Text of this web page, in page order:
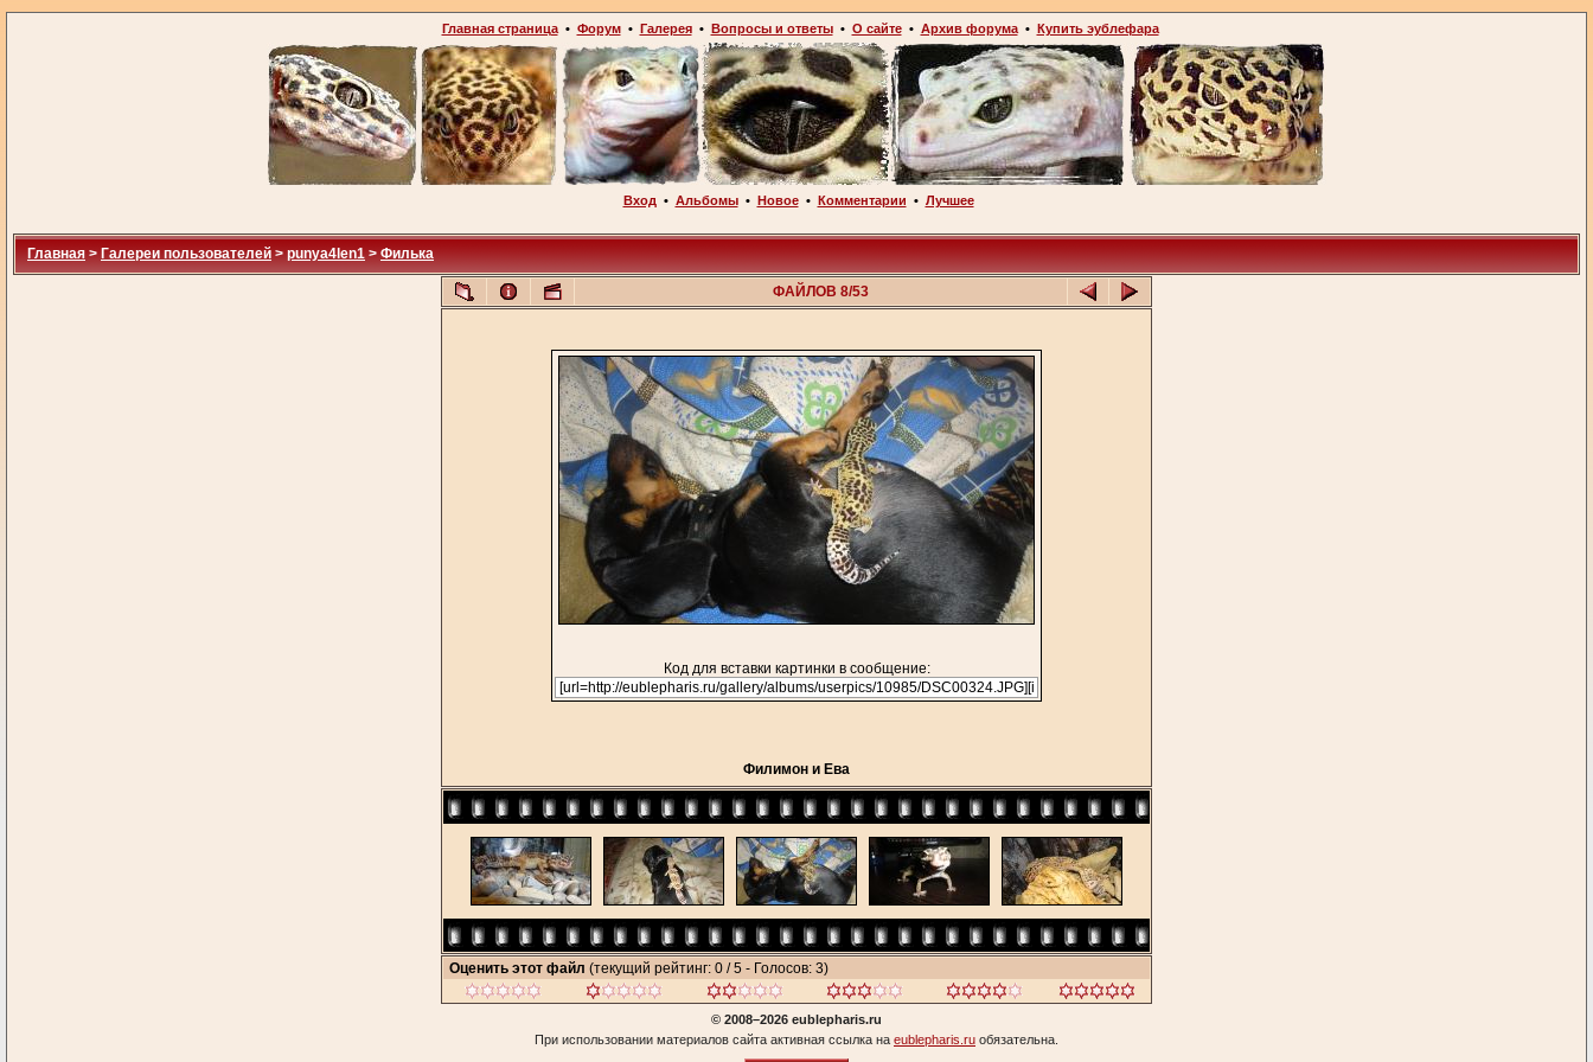
Главная страница• Форум• Галерея• Вопросы и ответы• О сайте• Архив форума• Купить эублефара
Вход • Альбомы• Новое• Комментарии • Лучшее
Главная > Галереи пользователей > punya4len1 > Филька
ФАЙЛОВ 8/53
Код для вставки картинки в сообщение:
Филимон и Ева
Оценить этот файл (текущий рейтинг: 0 / 5 - Голосов: 3)
© 2008–2026 eublepharis.ru
При использовании материалов сайта активная ссылка на eublepharis.ru обязательна.